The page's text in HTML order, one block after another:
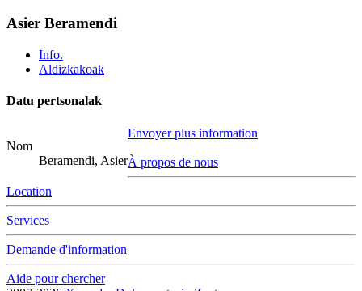
Asier Beramendi
Info.
Aldizkakoak
Datu pertsonalak
Nom
Beramendi, Asier
Envoyer plus information
À propos de nous
Location
Services
Demande d'information
Aide pour chercher